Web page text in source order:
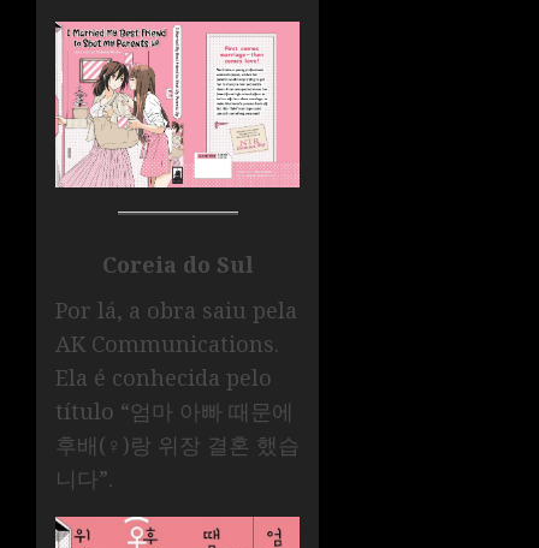
Coreia do Sul
Por lá, a obra saiu pela
AK Communications.
Ela é conhecida pelo
título “엄마 아빠 때문에
후배(♀)랑 위장 결혼 했습
니다”.